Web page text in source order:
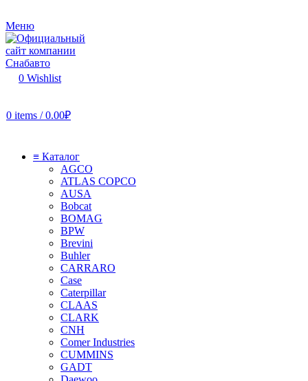
Меню
0 Wishlist
0 items / 0.00₽
≡ Каталог
AGCO
ATLAS COPCO
AUSA
Bobcat
BOMAG
BPW
Brevini
Buhler
CARRARO
Case
Caterpillar
CLAAS
CLARK
CNH
Comer Industries
CUMMINS
GADT